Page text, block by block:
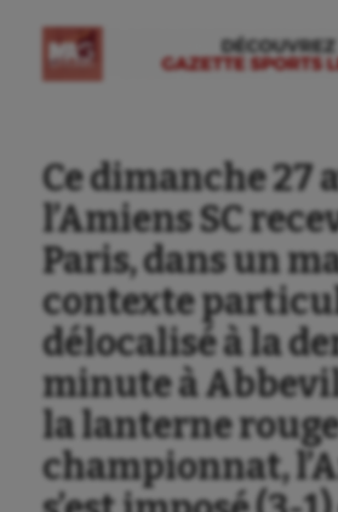
Ce dimanche 27
l’Amiens SC
Paris, dans un
contexte
délocalisé à la
minute à
la lanterne
championnat,